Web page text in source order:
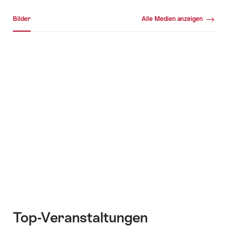
Bilder Alle Medien anzeigen
Top-Veranstaltungen